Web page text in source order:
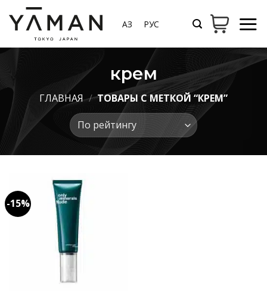
ҚАЗ РУС
крем
ГЛАВНАЯ / ТОВАРЫ С МЕТКОЙ “КРЕМ”
-15%